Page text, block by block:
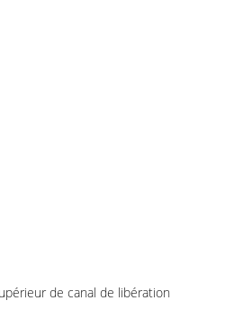
de canal de libération